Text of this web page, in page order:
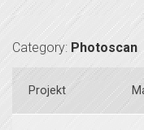
Category: Photoscan
Projekt